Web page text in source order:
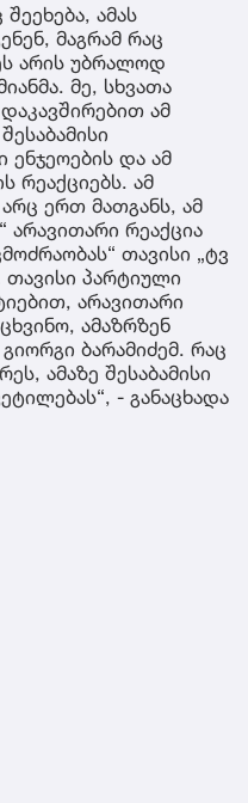
ამას
მაგრამ რაც
არის უბრალოდ
მე, სხვათა
ამ
ენჯეოების და ამ
რეაქციებს. ამ
ერთ მათგანს, ამ
არავითარი რეაქცია
თავისი „ტვ
პარტიული
არავითარი
ამაზრზენ
ბარამიძემ. რაც
ამაზე შესაბამისი
- განაცხადა